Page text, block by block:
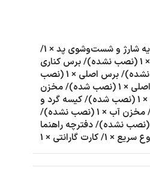
جارو رباتیک × 1/ پایه شارژ و شست‌وشوی پد × 1/
برس کناری ضد گره × 1 (نصب نشده)/ برس کناری
معمولی × 1 (نصب نشده)/ برس اصلی × 1 (نصب
شده)/ کاور برس اصلی × 1 (نصب شده)/ مخزن
گرد و غبار با فیلتر × 1 (نصب شده)/ کیسه گرد و
غبار × 1 (نصب شده)/ مخزن آب × 1 (نصب نشده)/
پد مپ (تی‌کش) × 1 (نصب نشده)/ دفترچه راهنما